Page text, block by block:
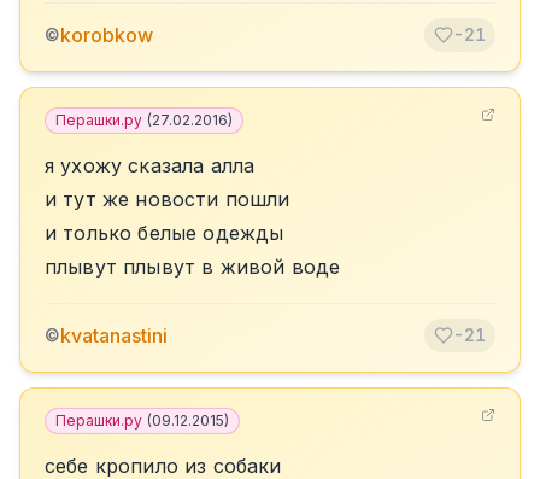
©korobkow -21
Перашки.ру (27.02.2016)
я ухожу сказала алла
и тут же новости пошли
и только белые одежды
плывут плывут в живой воде
©kvatanastini -21
Перашки.ру (09.12.2015)
себе кропило из собаки